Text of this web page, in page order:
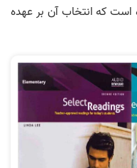
است که انتخاب آن بر عهده